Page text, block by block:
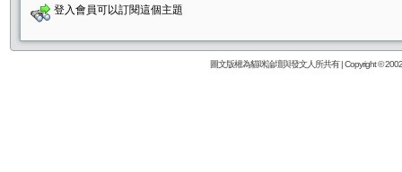
登入會員可以訂閱這個主題
圖文版權為貓咪論壇與發文人所共有 | Copyright ©